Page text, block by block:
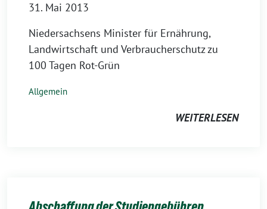
31. Mai 2013
Niedersachsens Minister für Ernährung,
Landwirtschaft und Verbraucherschutz zu
100 Tagen Rot-Grün
Allgemein
WEITERLESEN